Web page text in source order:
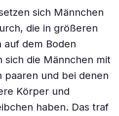
sich Männchen
die in größeren
auf dem Boden
sich die Männchen mit
paaren und bei denen
Körper und
haben. Das traf